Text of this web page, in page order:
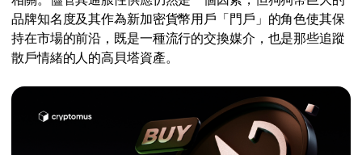
品牌知名度及其作為新加密貨幣用戶「門戶」的角色使其保
持在市場的前沿，既是一種流行的交換媒介，也是那些追蹤
散戶情緒的人的高貝塔資產。